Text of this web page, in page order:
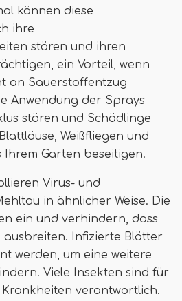
können diese
ihre
stören und ihren
ein Vorteil, wenn
an Sauerstoffentzug
Anwendung der Sprays
stören und Schädlinge
Weißfliegen und
Garten beseitigen.
Virus- und
in ähnlicher Weise. Die
ein und verhindern, dass
Infizierte Blätter
werden, um eine weitere
Viele Insekten sind für
verantwortlich.